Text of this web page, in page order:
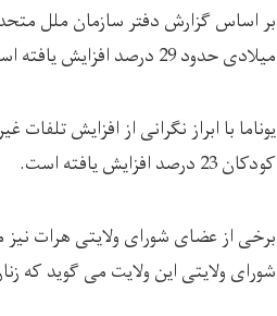
میلادی حدود 29 درصد افزایش یافته است.
کودکان 23 درصد افزایش یافته است.
برخی از عضای شورای ولایتی هرات نیز
شورای ولایتی این ولایت می گوید که